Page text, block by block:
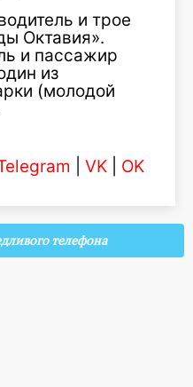
и трое
Октавия».
и пассажир
из
(молодой
VK OK
телефона